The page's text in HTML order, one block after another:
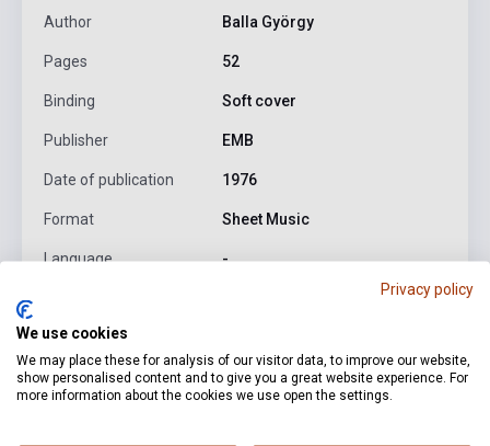
Author Balla György
Pages 52
Binding Soft cover
Publisher EMB
Date of publication 1976
Format Sheet Music
Language -
Detailed description
1. Ismeretlen szerző: (Robertsbridge kódex)2. Aston, H.: A
Privacy policy
We use cookies
We may place these for analysis of our visitor data, to improve our website,
show personalised content and to give you a great website experience. For
more information about the cookies we use open the settings.